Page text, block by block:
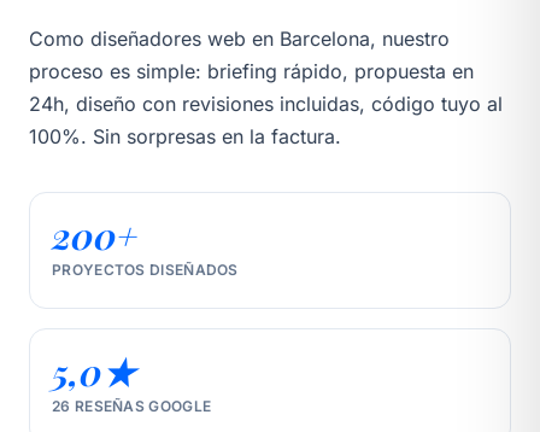
Como diseñadores web en Barcelona, nuestro
proceso es simple: briefing rápido, propuesta en
24h, diseño con revisiones incluidas, código tuyo al
100%. Sin sorpresas en la factura.
200+
PROYECTOS DISEÑADOS
5,0★
26 RESEÑAS GOOGLE